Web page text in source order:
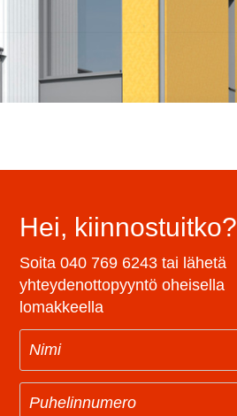
Hei, kiinnostuitko?
Soita 040 769 6243 tai lähetä
yhteydenottopyyntö oheisella
lomakkeella